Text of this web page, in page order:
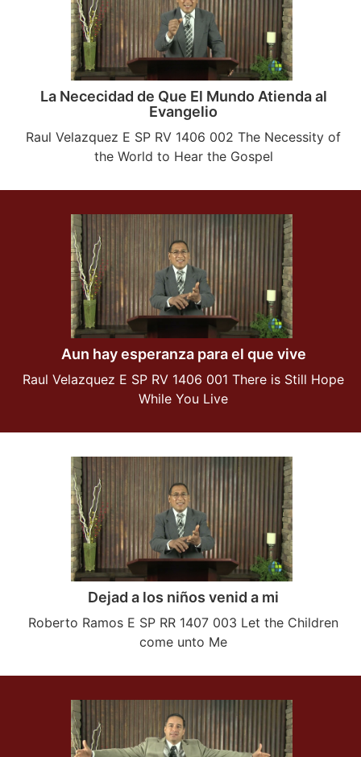
La Nececidad de Que El Mundo Atienda al
Evangelio
Raul Velazquez E SP RV 1406 002 The Necessity of
the World to Hear the Gospel
Aun hay esperanza para el que vive
Raul Velazquez E SP RV 1406 001 There is Still Hope
While You Live
Dejad a los niños venid a mi
Roberto Ramos E SP RR 1407 003 Let the Children
come unto Me